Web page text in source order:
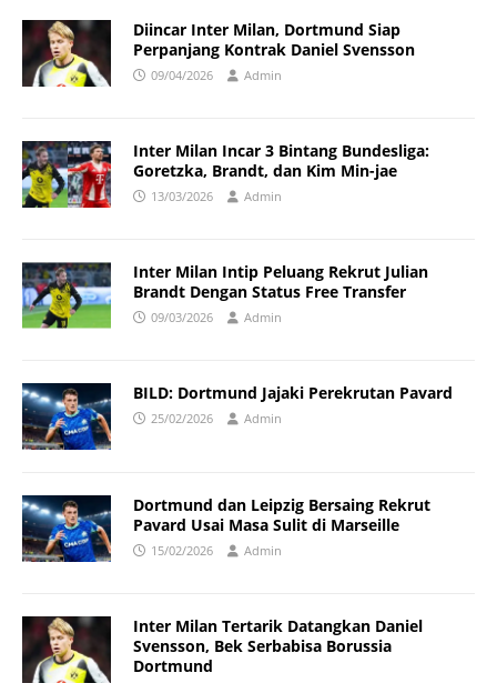
Diincar Inter Milan, Dortmund Siap
Perpanjang Kontrak Daniel Svensson
09/04/2026 Admin
Inter Milan Incar 3 Bintang Bundesliga:
Goretzka, Brandt, dan Kim Min-jae
13/03/2026 Admin
Inter Milan Intip Peluang Rekrut Julian
Brandt Dengan Status Free Transfer
09/03/2026 Admin
BILD: Dortmund Jajaki Perekrutan Pavard
25/02/2026 Admin
Dortmund dan Leipzig Bersaing Rekrut
Pavard Usai Masa Sulit di Marseille
15/02/2026 Admin
Inter Milan Tertarik Datangkan Daniel
Svensson, Bek Serbabisa Borussia
Dortmund